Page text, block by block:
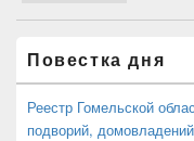
основной
боковой
панели
Повестка дня
Реестр Гомельской
подворий,